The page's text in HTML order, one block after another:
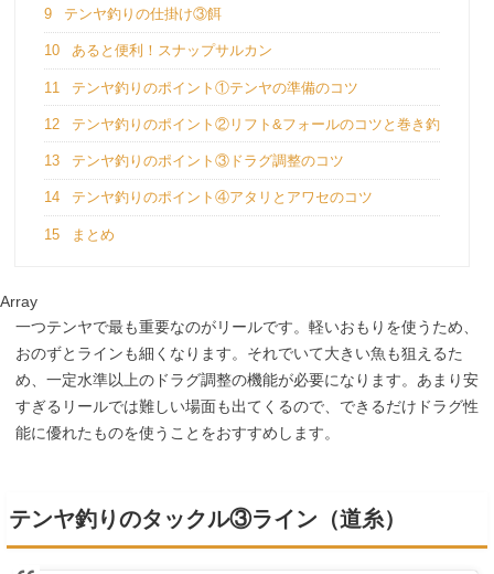
9 テンヤ釣りの仕掛け③餌
10 あると便利！スナップサルカン
11 テンヤ釣りのポイント①テンヤの準備のコツ
12 テンヤ釣りのポイント②リフト&フォールのコツと巻き釣
13 テンヤ釣りのポイント③ドラグ調整のコツ
14 テンヤ釣りのポイント④アタリとアワセのコツ
15 まとめ
Array
一つテンヤで最も重要なのがリールです。軽いおもりを使うため、
おのずとラインも細くなります。それでいて大きい魚も狙えるた
め、一定水準以上のドラグ調整の機能が必要になります。あまり安
すぎるリールでは難しい場面も出てくるので、できるだけドラグ性
能に優れたものを使うことをおすすめします。
テンヤ釣りのタックル③ライン（道糸）